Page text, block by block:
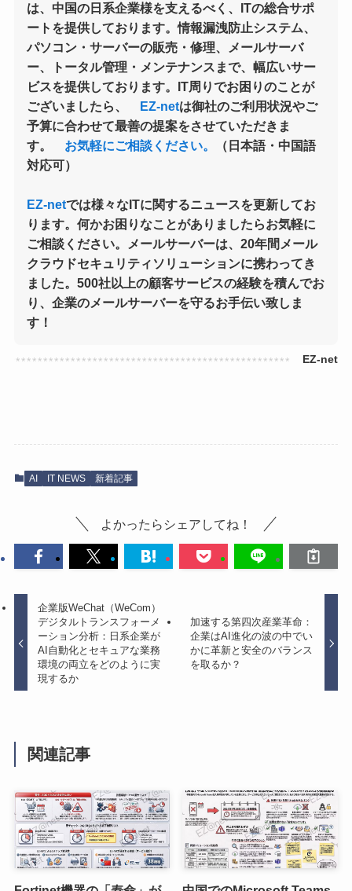
は、中国の日系企業様を支えるべく、ITの総合サポ
ートを提供しております。情報漏洩防止システム、
パソコン・サーバーの販売・修理、メールサーバ
ー、トータル管理・メンテナンスまで、幅広いサー
ビスを提供しております。IT周りでお困りのことが
ございましたら、 EZ-netは御社のご利用状況やご
予算に合わせて最善の提案をさせていただきま
す。 お気軽にご相談ください。
（日本語・中国語
対応可）
EZ-netでは様々なITに関するニュースを更新してお
ります。何かお困りなことがありましたらお気軽に
ご相談ください。メールサーバーは、20年間メール
クラウドセキュリティソリューションに携わってき
ました。500社以上の顧客サービスの経験を積んでお
り、企業のメールサーバーを守るお手伝い致しま
す！
AI IT NEWS 新着記事
よかったらシェアしてね！
企業版WeChat（WeCom）
デジタルトランスフォーメ
ーション分析：日系企業が
AI自動化とセキュアな業務
環境の両立をどのように実
現するか
加速する第四次産業革命：
企業はAI進化の波の中でい
かに革新と安全のバランス
を取るか？
関連記事